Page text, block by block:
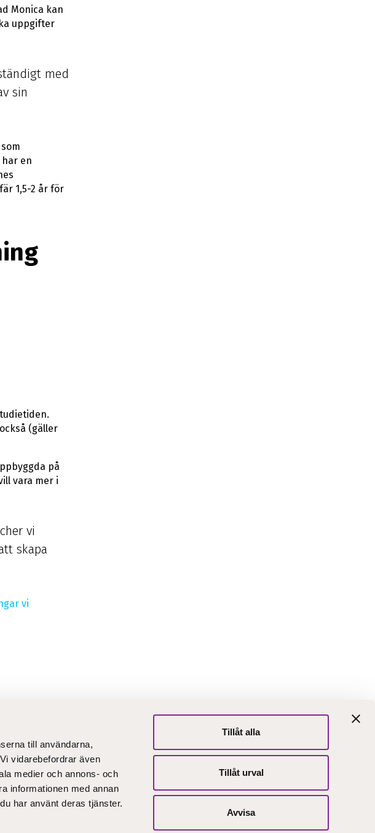
till användarna,
vidarebefordrar även
medier och annons- och
informationen med annan
har använt deras tjänster.
Tillåt alla
Tillåt urval
Avvisa
Monica kan
uppgifter
med
sin
en
1,5-2 år för
(gäller
på
vara mer i
vi
skapa
vi
Snabblänkar
Om oss
Kontaktuppgifter
Här finns vi
Faktureringsadress